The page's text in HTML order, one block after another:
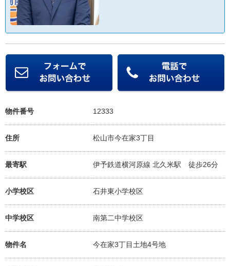
物件番号 12333
住所 松山市今在家3丁目
最寄駅 伊予鉄道横河原線 北久米駅 徒歩26分
小学校区 石井東小学校区
中学校区 南第二中学校区
物件名 今在家3丁目土地4号地